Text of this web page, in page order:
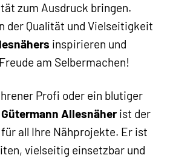
zum Ausdruck bringen.
der Qualität und Vielseitigkeit
inspirieren und
am Selbermachen!
Profi oder ein blutiger
Gütermann Allesnäher ist der
all Ihre Nähprojekte. Er ist
vielseitig einsetzbar und